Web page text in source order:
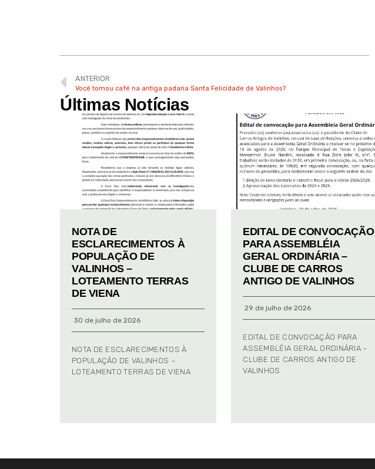
ANTERIOR
Você tomou café na antiga padaria Santa Felicidade de Valinhos?
Últimas Notícias
NOTA DE
ESCLARECIMENTOS À
POPULAÇÃO DE
VALINHOS –
LOTEAMENTO TERRAS
DE VIENA
30 de julho de 2026
NOTA DE ESCLARECIMENTOS À
POPULAÇÃO DE VALINHOS –
LOTEAMENTO TERRAS DE VIENA
EDITAL DE CONVOCAÇÃO
PARA ASSEMBLÉIA
GERAL ORDINÁRIA –
CLUBE DE CARROS
ANTIGO DE VALINHOS
29 de julho de 2026
EDITAL DE CONVOCAÇÃO PARA
ASSEMBLÉIA GERAL ORDINÁRIA –
CLUBE DE CARROS ANTIGO DE
VALINHOS